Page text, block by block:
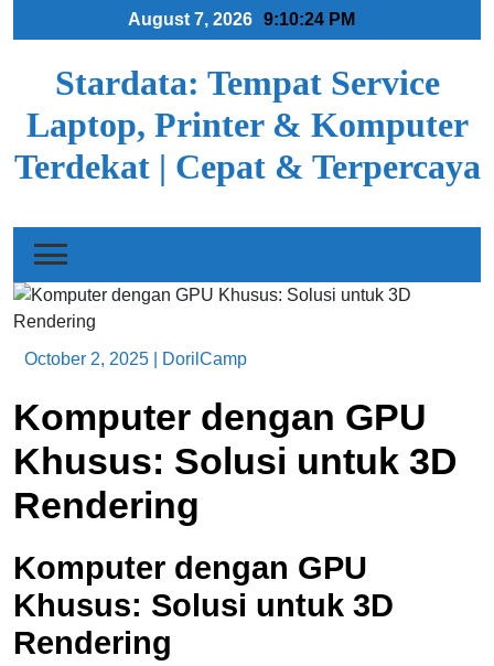
August 7, 2026 9:10:25 PM
Stardata: Tempat Service
Laptop, Printer & Komputer
Terdekat | Cepat & Terpercaya
October 2, 2025 DorilCamp
Komputer dengan GPU
Khusus: Solusi untuk 3D
Rendering
Komputer dengan GPU
Khusus: Solusi untuk 3D
Rendering